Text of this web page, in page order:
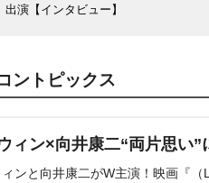
出演【インタビュー】
ントピックス
ィン×向井康二“両片思い”
ンと向井康二がW主演！映画『